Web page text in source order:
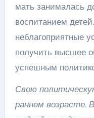
мать занималась
воспитанием
неблагоприятные
получить высшее
успешным
Свою
раннем возрасте.